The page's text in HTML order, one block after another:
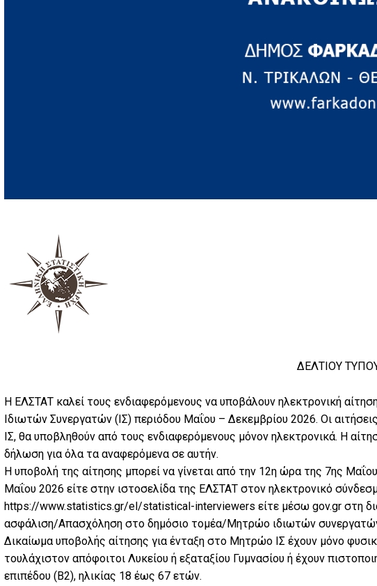
ΔΕΛΤΙΟΥ
Η ΕΛΣΤΑΤ καλεί τους ενδιαφερόμενους να υποβάλουν ηλεκτρονική
Ιδιωτών Συνεργατών (ΙΣ) περιόδου Μαΐου – Δεκεμβρίου 2026. Οι
ΙΣ, θα υποβληθούν από τους ενδιαφερόμενους μόνον ηλεκτρονικά. Η
δήλωση για όλα τα αναφερόμενα σε αυτήν.
Η υποβολή της αίτησης μπορεί να γίνεται από την 12η ώρα της 7ης
Μαΐου 2026 είτε στην ιστοσελίδα της ΕΛΣΤΑΤ στον ηλεκτρονικό
https://www.statistics.gr/el/statistical-interviewers είτε μέσω gov.gr στη
ασφάλιση/Απασχόληση στο δημόσιο τομέα/Μητρώο ιδιωτών
Δικαίωμα υποβολής αίτησης για ένταξη στο Μητρώο ΙΣ έχουν μόνο
τουλάχιστον απόφοιτοι Λυκείου ή εξαταξίου Γυμνασίου ή έχουν
επιπέδου (B2), ηλικίας 18 έως 67 ετών.